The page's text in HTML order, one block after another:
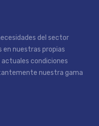
del sector
nuestras propias
condiciones
nuestra gama